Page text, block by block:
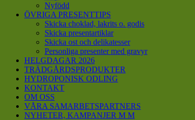
Nyfödd
ÖVRIGA PRESENTTIPS
Skicka choklad, lakrits o. godis
Skicka presentartiklar
Skicka ost och delikatesser
Personliga presenter med gravyr
HELGDAGAR 2026
TRÄDGÅRDSPRODUKTER
HYDROPONISK ODLING
KONTAKT
OM OSS
VÅRA SAMARBETSPARTNERS
NYHETER, KAMPANJER M M